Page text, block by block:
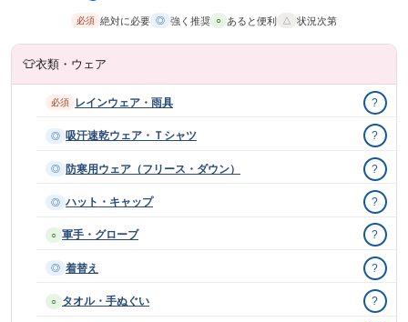
必須 絶対に必要 ◎ 強く推奨 ○ あると便利 △ 状況次第
👕衣類・ウェア
必須 レインウェア・雨具 ?
◎ 吸汗速乾ウェア・Ｔシャツ ?
◎ 防寒用ウェア（フリース・ダウン） ?
◎ ハット・キャップ ?
○ 軍手・グローブ ?
◎ 着替え ?
○ タオル・手ぬぐい ?